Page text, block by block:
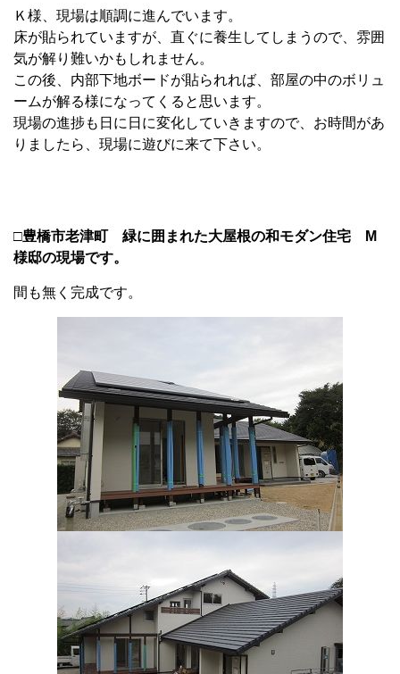
Ｋ様、現場は順調に進んでいます。
床が貼られていますが、直ぐに養生してしまうので、雰囲
気が解り難いかもしれません。
この後、内部下地ボードが貼られれば、部屋の中のボリュ
ームが解る様になってくると思います。
現場の進捗も日に日に変化していきますので、お時間があ
りましたら、現場に遊びに来て下さい。
□豊橋市老津町 緑に囲まれた大屋根の和モダン住宅 M
様邸の現場です。
間も無く完成です。